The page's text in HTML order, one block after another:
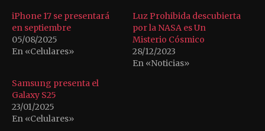
iPhone 17 se presentará
en septiembre
05/08/2025
En «Celulares»
Luz Prohibida descubierta
por la NASA es Un
Misterio Cósmico
28/12/2023
En «Noticias»
Samsung presenta el
Galaxy S25
23/01/2025
En «Celulares»